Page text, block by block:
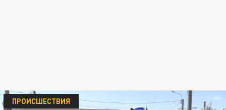
ПРОИСШЕСТВИЯ